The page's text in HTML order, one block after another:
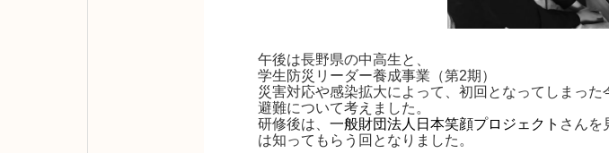
午後は長野県の中高生と、
学生防災リーダー養成事業（第2期）
災害対応や感染拡大によって、初回となってしまっ
避難について考えました。
研修後は、 一般財団法人日本笑顔プロジェクト さんを
は知ってもらう回となりました。